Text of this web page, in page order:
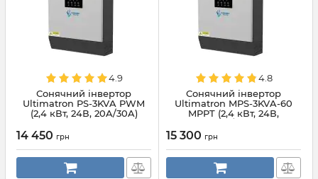
4.9
Сонячний інвертор
Ultimatron PS-3KVA PWM
(2,4 кВт, 24В, 20A/30A)
14 450 грн
4.8
Сонячний інвертор
Ultimatron MPS-3KVA-60
MPPT (2,4 кВт, 24В,
15 300 грн